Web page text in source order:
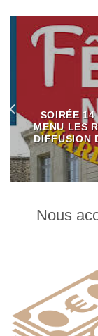
SOIRÉE
MENU LES
DIFFUSION
Nous